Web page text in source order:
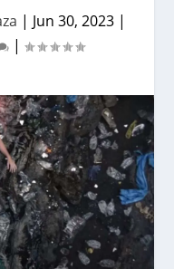
| Jun 30, 2023|
|